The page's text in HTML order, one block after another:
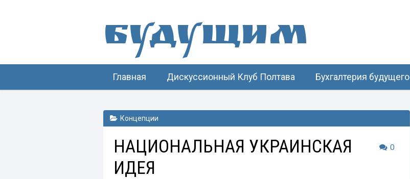
Будущим
Главная Дискуссионный Клуб Полтава Бухгалтерия будущего
Концепции
0
НАЦИОНАЛЬНАЯ УКРАИНСКАЯ
ИДЕЯ